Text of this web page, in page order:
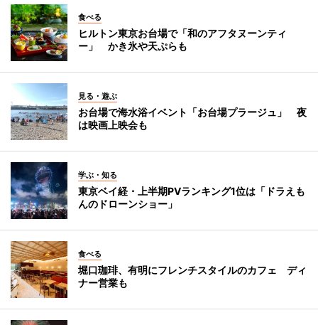
食べる
ヒルトン東京お台場で「和のアフタヌーンティ
ー」 かき氷や天ぷらも
見る・遊ぶ
お台場で海水浴イベント「お台場プラージュ」 夜
は映画上映会も
学ぶ・知る
東京ベイ経・上半期PVランキング1位は「ドラえも
んのドローンショー」
食べる
堀口珈琲、有明にフレンチスタイルのカフェ ディ
ナー営業も